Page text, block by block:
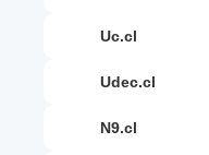
uc.cl
udec.cl
n9.cl